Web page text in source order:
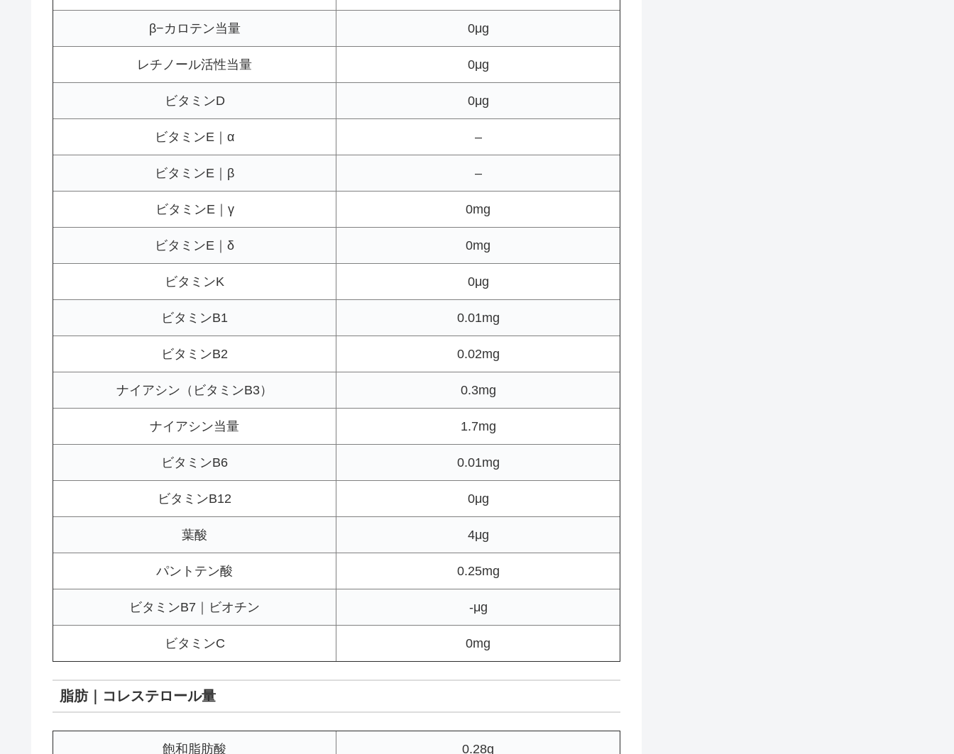
β−カロテン当量 0μg
レチノール活性当量 0μg
ビタミンD 0μg
ビタミンE｜α –
ビタミンE｜β –
ビタミンE｜γ 0mg
ビタミンE｜δ 0mg
ビタミンK 0μg
ビタミンB1 0.01mg
ビタミンB2 0.02mg
ナイアシン（ビタミンB3） 0.3mg
ナイアシン当量 1.7mg
ビタミンB6 0.01mg
ビタミンB12 0μg
葉酸 4μg
パントテン酸 0.25mg
ビタミンB7｜ビオチン -μg
ビタミンC 0mg
脂肪｜コレステロール量
飽和脂肪酸 0.28g